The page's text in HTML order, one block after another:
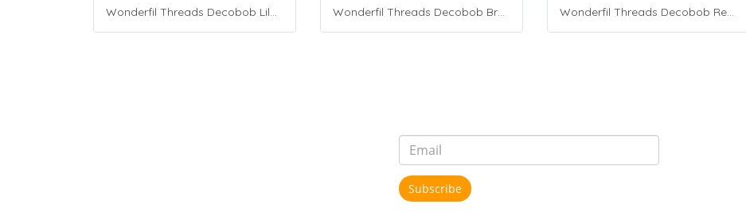
Wonderfil Threads Decobob Lilac 2000 Metre Wonderfil Threads Decobob Brown 2000 Metre Wonderfil Threads Decobob Red 2000 Metre
Subscribe